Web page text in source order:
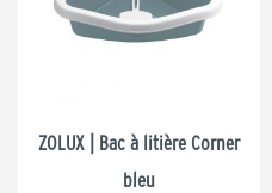
ZOLUX | Bac à litière Corner
bleu
était :
8,99 €.
est :
7,19 €.